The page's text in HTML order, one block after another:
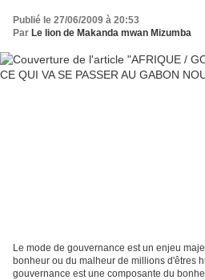
Publié le 27/06/2009 à 20:53
Par Le lion de Makanda mwan Mizumba
Le mode de gouvernance est un enjeu
bonheur ou du malheur de millions d'êtres
gouvernance est une composante du